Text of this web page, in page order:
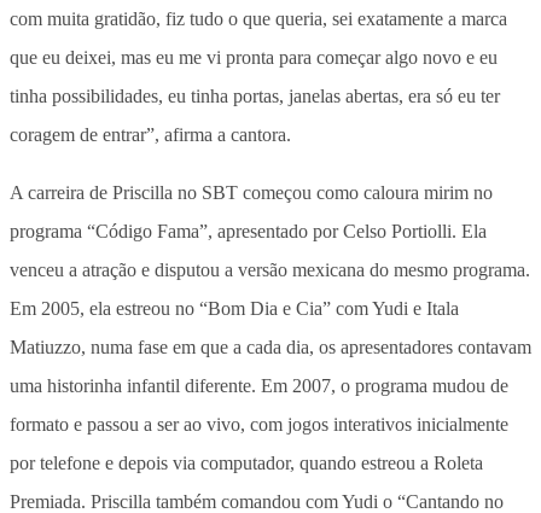
com muita gratidão, fiz tudo o que queria, sei exatamente a marca
que eu deixei, mas eu me vi pronta para começar algo novo e eu
tinha possibilidades, eu tinha portas, janelas abertas, era só eu ter
coragem de entrar”, afirma a cantora.
A carreira de Priscilla no SBT começou como caloura mirim no
programa “Código Fama”, apresentado por Celso Portiolli. Ela
venceu a atração e disputou a versão mexicana do mesmo programa.
Em 2005, ela estreou no “Bom Dia e Cia” com Yudi e Itala
Matiuzzo, numa fase em que a cada dia, os apresentadores contavam
uma historinha infantil diferente. Em 2007, o programa mudou de
formato e passou a ser ao vivo, com jogos interativos inicialmente
por telefone e depois via computador, quando estreou a Roleta
Premiada. Priscilla também comandou com Yudi o “Cantando no